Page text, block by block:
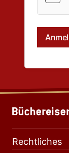
Rechtliches